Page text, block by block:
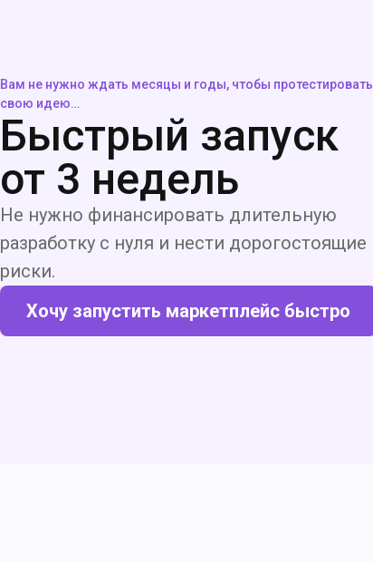
Вам не нужно ждать месяцы и годы, чтобы протестировать
свою идею…
Быстрый запуск
от 3 недель
Не нужно финансировать длительную
разработку с нуля и нести дорогостоящие
риски.
Хочу запустить маркетплейс быстро